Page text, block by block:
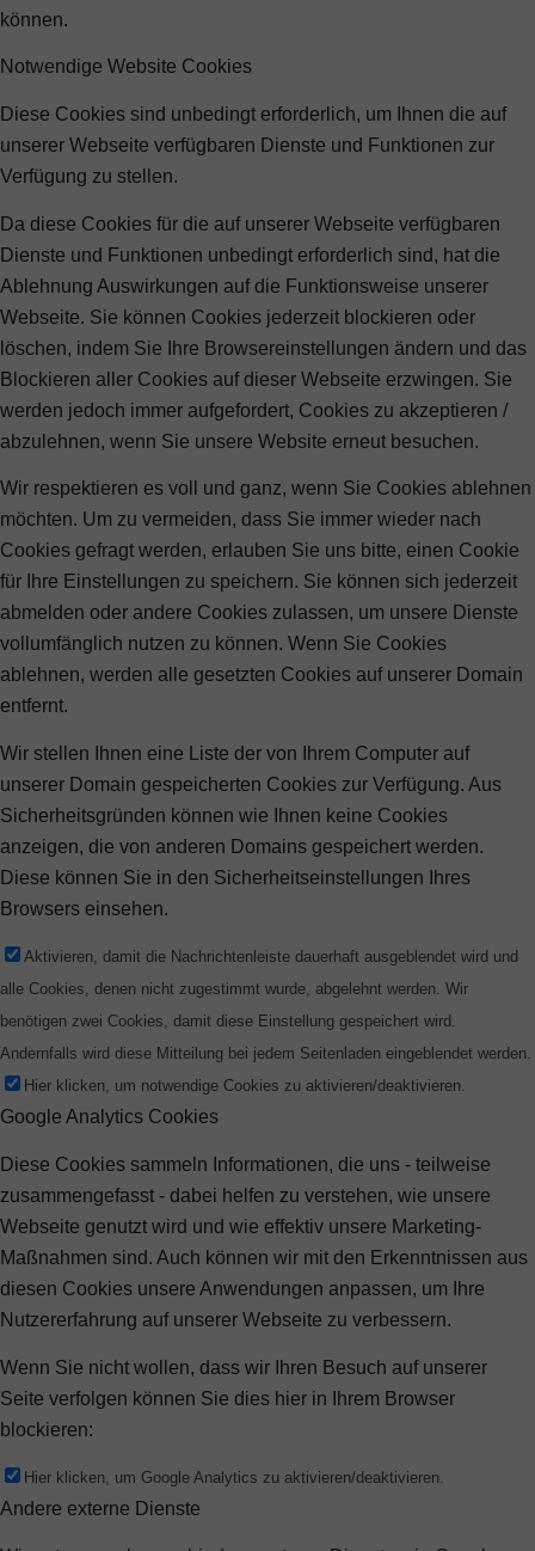
können.
Notwendige Website Cookies
Diese Cookies sind unbedingt erforderlich, um Ihnen die auf
unserer Webseite verfügbaren Dienste und Funktionen zur
Verfügung zu stellen.
Da diese Cookies für die auf unserer Webseite verfügbaren
Dienste und Funktionen unbedingt erforderlich sind, hat die
Ablehnung Auswirkungen auf die Funktionsweise unserer
Webseite. Sie können Cookies jederzeit blockieren oder
löschen, indem Sie Ihre Browsereinstellungen ändern und das
Blockieren aller Cookies auf dieser Webseite erzwingen. Sie
werden jedoch immer aufgefordert, Cookies zu akzeptieren /
abzulehnen, wenn Sie unsere Website erneut besuchen.
Wir respektieren es voll und ganz, wenn Sie Cookies ablehnen
möchten. Um zu vermeiden, dass Sie immer wieder nach
Cookies gefragt werden, erlauben Sie uns bitte, einen Cookie
für Ihre Einstellungen zu speichern. Sie können sich jederzeit
abmelden oder andere Cookies zulassen, um unsere Dienste
vollumfänglich nutzen zu können. Wenn Sie Cookies
ablehnen, werden alle gesetzten Cookies auf unserer Domain
entfernt.
Wir stellen Ihnen eine Liste der von Ihrem Computer auf
unserer Domain gespeicherten Cookies zur Verfügung. Aus
Sicherheitsgründen können wie Ihnen keine Cookies
anzeigen, die von anderen Domains gespeichert werden.
Diese können Sie in den Sicherheitseinstellungen Ihres
Browsers einsehen.
Aktivieren, damit die Nachrichtenleiste dauerhaft ausgeblendet wird und
alle Cookies, denen nicht zugestimmt wurde, abgelehnt werden. Wir
benötigen zwei Cookies, damit diese Einstellung gespeichert wird.
Andernfalls wird diese Mitteilung bei jedem Seitenladen eingeblendet werden.
Hier klicken, um notwendige Cookies zu aktivieren/deaktivieren.
Google Analytics Cookies
Diese Cookies sammeln Informationen, die uns - teilweise
zusammengefasst - dabei helfen zu verstehen, wie unsere
Webseite genutzt wird und wie effektiv unsere Marketing-
Maßnahmen sind. Auch können wir mit den Erkenntnissen aus
diesen Cookies unsere Anwendungen anpassen, um Ihre
Nutzererfahrung auf unserer Webseite zu verbessern.
Wenn Sie nicht wollen, dass wir Ihren Besuch auf unserer
Seite verfolgen können Sie dies hier in Ihrem Browser
blockieren:
Hier klicken, um Google Analytics zu aktivieren/deaktivieren.
Andere externe Dienste